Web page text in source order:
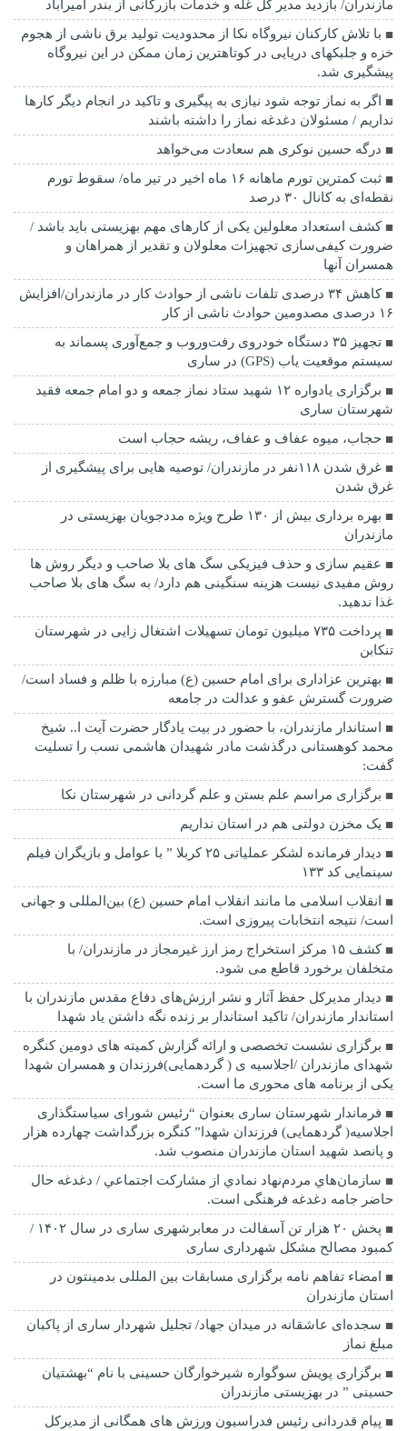
مازندران/ بازدید مدیر کل غله و خدمات بازرگانی از بندر امیرآباد
با تلاش کارکنان نیروگاه نکا از محدودیت تولید برق ناشی از هجوم
خزه و جلبکهای دریایی در کوتاهترین زمان ممکن در این نیروگاه
پیشگیری شد.
اگر به نماز توجه شود نیازی به پیگیری و تاکید در انجام دیگر کارها
نداریم / مسئولان دغدغه نماز را داشته باشند
درگه حسین نوکری هم سعادت می‌خواهد
ثبت کمترین تورم ماهانه ۱۶ ماه اخیر در تیر ماه/ سقوط تورم
نقطه‌ای به کانال ۳۰ درصد
کشف استعداد معلولین یکی از کارهای مهم بهزیستی باید باشد /
ضرورت کیفی‌سازی تجهیزات معلولان و تقدیر از همراهان و
همسران آنها
کاهش ۳۴ درصدی تلفات ناشی از حوادث كار در مازندران/افزایش
۱۶ درصدی مصدومین حوادث ناشی از کار
تجهیز ۳۵ دستگاه خودروی رفت‌وروب و جمع‌آوری پسماند به
سیستم موقعیت یاب (GPS) در ساری
برگزاری یادواره ۱۲ شهید ستاد نماز جمعه و دو امام جمعه فقید
شهرستان ساری
حجاب، میوه عفاف و عفاف، ریشه حجاب است
غرق شدن ۱۱۸نفر در مازندران/ توصيه هايی برای پيشگيری از
غرق شدن
بهره برداری بیش از ۱۳۰ طرح ویژه مددجویان بهزیستی در
مازندران
عقیم سازی و حذف فیزیکی سگ های بلا صاحب و دیگر روش ها
روش مفیدی نیست هزینه سنگینی هم دارد/ به سگ های بلا صاحب
غذا ندهید.
پرداخت ۷۳۵ میلیون تومان تسهیلات اشتغال زایی در شهرستان
تنکابن
بهترین عزاداری برای امام حسین (ع) مبارزه با ظلم و فساد است/
ضرورت گسترش عفو و عدالت در جامعه
استاندار مازندران، با حضور در بیت یادگار حضرت آیت ا.. شیخ
محمد کوهستانی درگذشت مادر شهیدان هاشمی نسب را تسلیت
گفت:
برگزاری مراسم علم بستن و علم گردانی در شهرستان نکا
یک مخزن دولتی هم در استان نداریم
دیدار فرمانده لشکر عملیاتی ۲۵ کربلا ” با عوامل و بازیگران فیلم
سینمایی کد ۱۳۳
انقلاب اسلامی ما مانند انقلاب امام حسین (ع) بین‌المللی و جهانی
است/ نتیجه انتخابات پیروزی است.
کشف ۱۵ مرکز استخراج رمز ارز غیرمجاز در مازندران/ با
متخلفان برخورد قاطع می شود.
دیدار مدیرکل حفظ آثار و نشر ارزش‌های دفاع مقدس مازندران با
استاندار مازندران/ تاکید استاندار بر زنده نگه داشتن یاد شهدا
برگزاری نشست تخصصی و ارائه گزارش کمیته های دومین کنگره
شهدای مازندران /اجلاسیه ی ( گردهمایی)فرزندان و همسران شهدا
یکی از برنامه های محوری ما است.
فرماندار شهرستان ساری بعنوان “رئیس شورای سیاستگذاری
اجلاسیه( گردهمایی) فرزندان شهدا” کنگره بزرگداشت چهارده هزار
و پانصد شهید استان مازندران منصوب شد.
سازمان‌هاي مردم‌نهاد نمادي از مشاركت اجتماعي / دغدغه حال
حاضر جامه دغدغه فرهنگی است.
پخش ۲۰ هزار تن آسفالت در معابرشهری ساری در سال ۱۴۰۲ /
کمبود مصالح مشکل شهرداری ساری
امضاء تفاهم نامه برگزاری مسابقات بین المللی بدمینتون در
استان مازندران
سجده‌ای عاشقانه در میدان جهاد/ تجلیل شهردار ساری از پاکبان
مبلغ نماز
برگزاری پویش سوگواره شیرخوارگان حسینی با نام “بهشتیان
حسینی ” در بهزیستی مازندران
پیام قدردانی رئیس فدراسیون ورزش های همگانی از مدیرکل